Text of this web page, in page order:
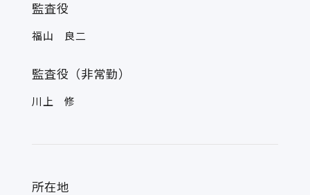
監査役
福山 良二
監査役（非常勤）
川上 修
所在地